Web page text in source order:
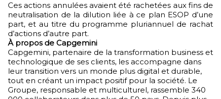
Ces actions annulées avaient été rachetées aux fins de
neutralisation de la dilution liée à ce plan ESOP d’une
part, et au titre du programme pluriannuel de rachat
d’actions d’autre part.
À propos de Capgemini
Capgemini, partenaire de la transformation business et
technologique de ses clients, les accompagne dans
leur transition vers un monde plus digital et durable,
tout en créant un impact positif pour la société. Le
Groupe, responsable et multiculturel, rassemble 340